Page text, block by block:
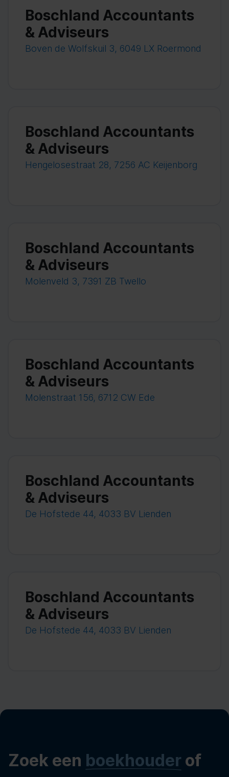
Boschland Accountants
& Adviseurs
Boven de Wolfskuil 3, 6049 LX Roermond
Boschland Accountants
& Adviseurs
Hengelosestraat 28, 7256 AC Keijenborg
Boschland Accountants
& Adviseurs
Molenveld 3, 7391 ZB Twello
Boschland Accountants
& Adviseurs
Molenstraat 156, 6712 CW Ede
Boschland Accountants
& Adviseurs
De Hofstede 44, 4033 BV Lienden
Boschland Accountants
& Adviseurs
De Hofstede 44, 4033 BV Lienden
Zoek een boekhouder of